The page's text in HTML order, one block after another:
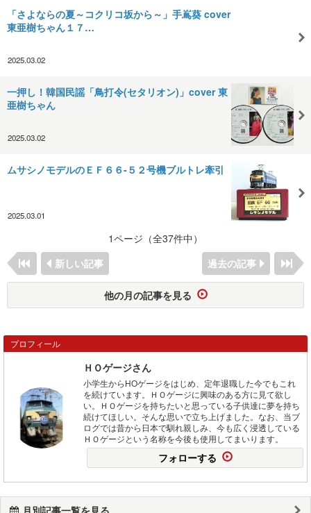
「さよならの夏～コクリコ坂から～」手嶌葵 cover
東亜樹ちゃん１７…
2025.03.02
一押し！韓国民謡「鳥打令(セタリオン)」cover 東
亜樹ちゃん
2025.03.02
ムサシノモデルのＥＦ６６-５２号機ブルトレ牽引
2025.03.01
1ページ（全37件中）
新しい記事
過去の記事
他の月の記事を見る
プロフィール
ＨＯゲージさん
小学生からHOゲージをはじめ、定年退職した今でもこれ
を続けています。ＨＯゲージに興味のある方に見て欲し
い。ＨＯゲージを持ちたいと思っている子供達に夢を持ち
続けてほしい。そんな思いで立ち上げました。なお、当ブ
ログでは昔から日本で馴れ親しみ、今も広く浸透している
ＨＯゲージという名称を今後も使用してまいります。
フォローする
月別記事一覧を見る